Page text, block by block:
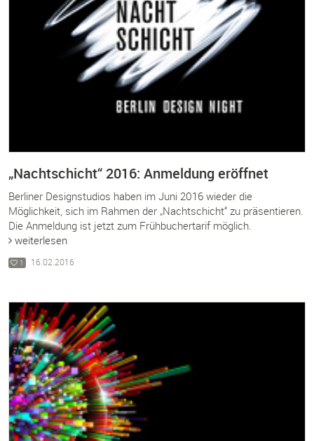
„Nachtschicht“ 2016: Anmeldung eröffnet
Berliner Designstudios haben im Juni 2016 wieder die
Möglichkeit, sich im Rahmen der „Nachtschicht“ zu präsentieren.
Die Anmeldung ist jetzt zum Frühbuchertarif möglich.
weiterlesen
1 16.02.2016